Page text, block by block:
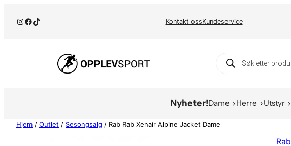
Instagram
Facebook
TikTok Kontakt ossKundeservice
Products
search
Nyheter!Dame Herre Utstyr
Hjem / Outlet / Sesongsalg / Rab Rab Xenair Alpine Jacket Dame
Rab